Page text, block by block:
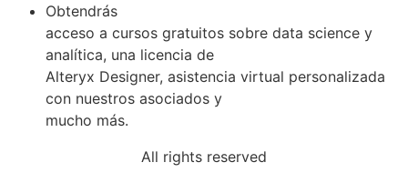
Obtendrás
acceso a cursos gratuitos sobre data science y
analítica, una licencia de
Alteryx Designer, asistencia virtual personalizada
con nuestros asociados y
mucho más.
All rights reserved